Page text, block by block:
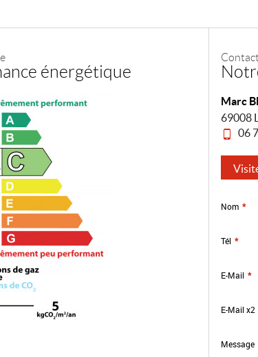
énergétique
Marc
69008
06
Nom *
Tél *
E-Mail *
E-Mail x2
Message